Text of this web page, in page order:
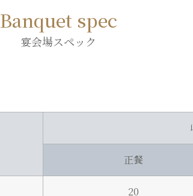
Banquet spec
宴会場スペック
正餐
20